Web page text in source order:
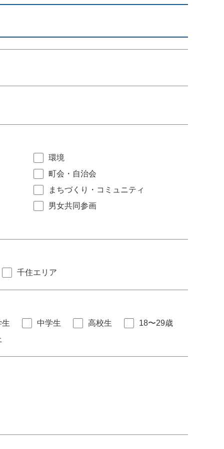
環境
町会・自治会
まちづくり・コミュニティ
男女共同参画
千住エリア
生 中学生 高校生
18〜29歳